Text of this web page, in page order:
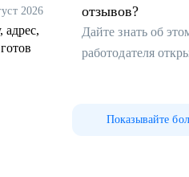
2026
адрес,
отзывов?
Дайте знать об
работодателя
Показывайте